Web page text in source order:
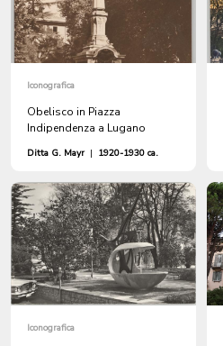
Iconografica
Obelisco in Piazza
Indipendenza a Lugano
Ditta G. Mayr | 1920-1930 ca.
Iconografica